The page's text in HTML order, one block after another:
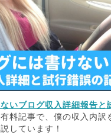
いブログ収入詳細報告と
料記事で、僕の収入内訳
しています！